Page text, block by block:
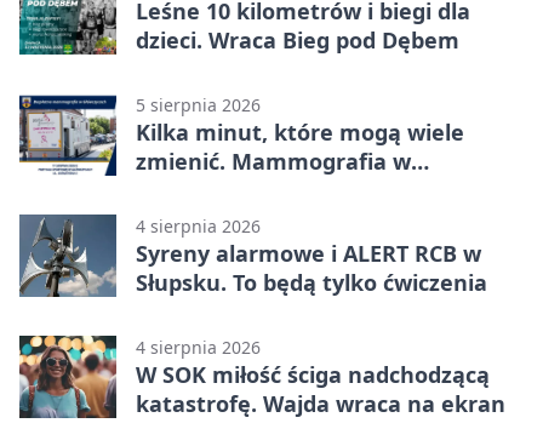
Leśne 10 kilometrów i biegi dla
dzieci. Wraca Bieg pod Dębem
5 sierpnia 2026
Kilka minut, które mogą wiele
zmienić. Mammografia w
4 sierpnia 2026
Syreny alarmowe i ALERT RCB w
Słupsku. To będą tylko ćwiczenia
4 sierpnia 2026
W SOK miłość ściga nadchodzącą
katastrofę. Wajda wraca na ekran